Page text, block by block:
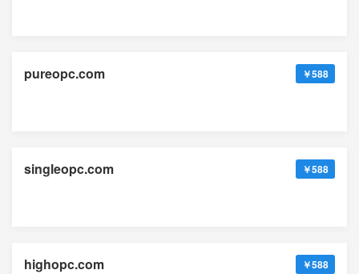
pureopc.com ￥588
singleopc.com ￥588
highopc.com ￥588